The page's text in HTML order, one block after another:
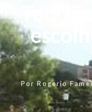
Tudo
Por Rogerio